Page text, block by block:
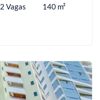
2 Vagas 140 m²